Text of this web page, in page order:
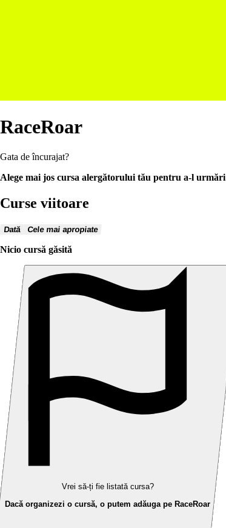
RaceRoar
Gata de încurajat?
Alege mai jos cursa alergătorului tău pentru a-l urmări
Curse viitoare
Dată Cele mai apropiate
Nicio cursă găsită
Vrei să-ți fie listată cursa?
Dacă organizezi o cursă, o putem adăuga pe RaceRoar